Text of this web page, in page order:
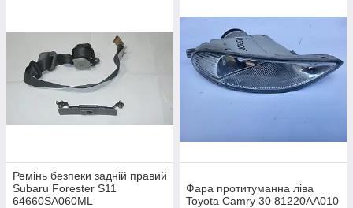
Ремінь безпеки задній правий
Subaru Forester S11
64660SA060ML
Фара протитуманна ліва
Toyota Camry 30 81220AA010